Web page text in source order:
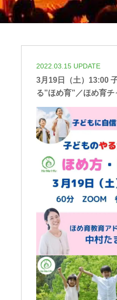
2022.03.15 UPDATE
3月19日（土）13:00
る”ほめ育”／ほめ育チ